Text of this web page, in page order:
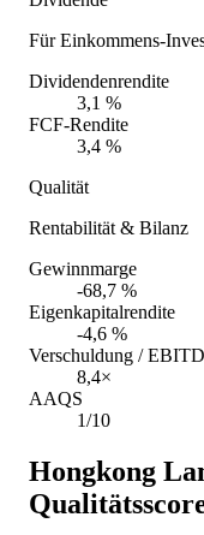
Für Einkommens-
Dividendenrendite
3,1 %
FCF-Rendite
3,4 %
Qualität
Rentabilität & Bilanz
Gewinnmarge
-68,7 %
Eigenkapitalrendite
-4,6 %
Verschuldung /
8,4×
AAQS
1/10
Hongkong